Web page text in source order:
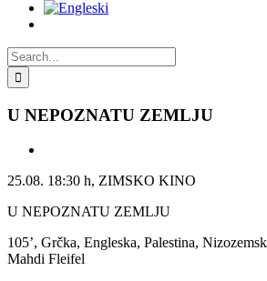
Search
for:
U NEPOZNATU ZEMLJU
Image
25.08. 18:30 h, ZIMSKO KINO
U NEPOZNATU ZEMLJU
105’, Grčka, Engleska, Palestina,
Mahdi Fleifel